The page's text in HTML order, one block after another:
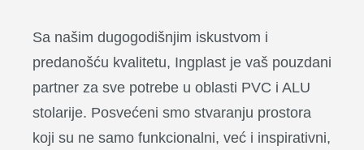
Sa našim dugogodišnjim iskustvom i
predanošću kvalitetu, Ingplast je vaš pouzdani
partner za sve potrebe u oblasti PVC i ALU
stolarije. Posvećeni smo stvaranju prostora
koji su ne samo funkcionalni, već i inspirativni,